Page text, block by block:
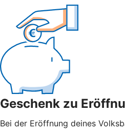
Geschenk zu
Bei der Eröffnung deines